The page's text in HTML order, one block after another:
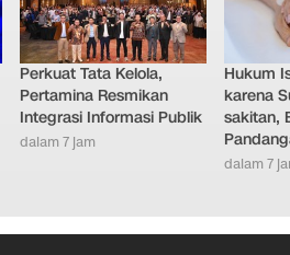
Perkuat Tata Kelola,
Pertamina Resmikan
Integrasi Informasi Publik
dalam 7 jam
Hukum
karena
sakitan,
dalam 7